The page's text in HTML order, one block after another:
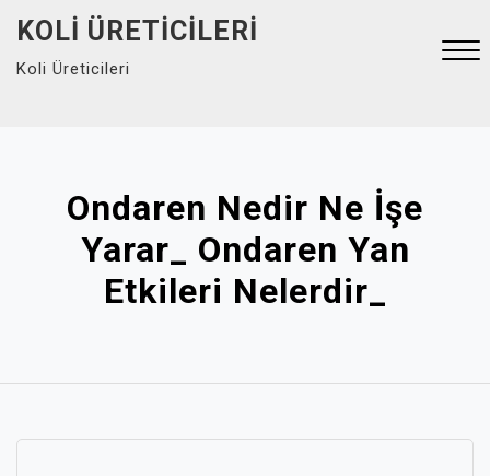
content
KOLI ÜRETICILERI
Koli Üreticileri
Ondaren Nedir Ne İşe
Yarar_ Ondaren Yan
Etkileri Nelerdir_